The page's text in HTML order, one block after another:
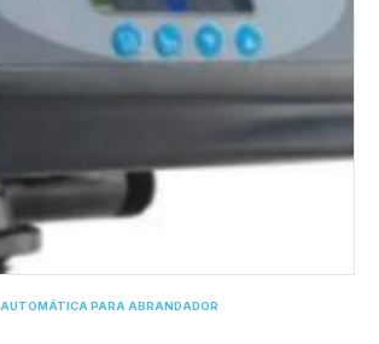
AUTOMÁTICA PARA ABRANDADOR